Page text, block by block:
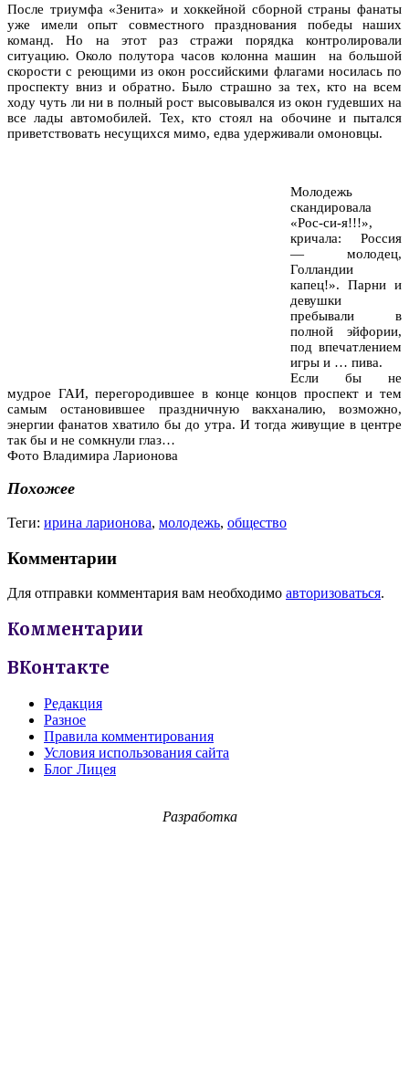
После триумфа «Зенита» и хоккейной сборной страны фанаты
уже имели опыт совместного празднования победы наших
команд. Но на этот раз стражи порядка контролировали
ситуацию. Около полутора часов колонна машин на большой
скорости с реющими из окон российскими флагами носилась по
проспекту вниз и обратно. Было страшно за тех, кто на всем
ходу чуть ли ни в полный рост высовывался из окон гудевших на
все лады автомобилей. Тех, кто стоял на обочине и пытался
приветствовать несущихся мимо, едва удерживали омоновцы.
Молодежь
скандировала
«Рос-си-я!!!»,
кричала: Россия
— молодец,
Голландии
капец!». Парни и
девушки
пребывали в
полной эйфории,
под впечатлением
игры и … пива.
Если бы не
мудрое ГАИ, перегородившее в конце концов проспект и тем
самым остановившее праздничную вакханалию, возможно,
энергии фанатов хватило бы до утра. И тогда живущие в центре
так бы и не сомкнули глаз…
Фото Владимира Ларионова
Похожее
Теги: ирина ларионова, молодежь, общество
Комментарии
Для отправки комментария вам необходимо авторизоваться.
Комментарии
ВКонтакте
Редакция
Разное
Правила комментирования
Условия использования сайта
Блог Лицея
Разработка